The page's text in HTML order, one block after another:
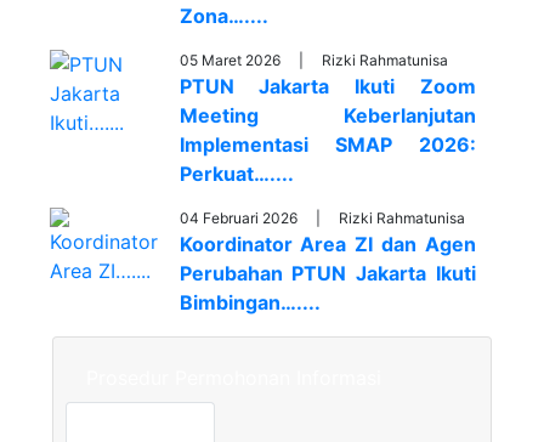
Zona…....
05 Maret 2026 | Rizki Rahmatunisa
PTUN Jakarta Ikuti Zoom
Meeting Keberlanjutan
Implementasi SMAP 2026:
Perkuat…....
04 Februari 2026 | Rizki Rahmatunisa
Koordinator Area ZI dan Agen
Perubahan PTUN Jakarta Ikuti
Bimbingan…....